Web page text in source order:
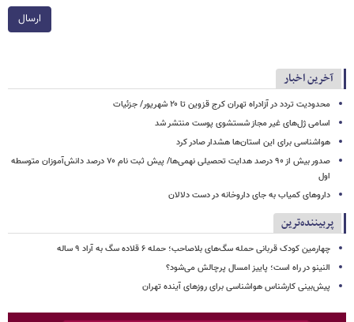
ارسال
آخرین اخبار
محدودیت تردد در آزادراه تهران کرج قزوین تا ۲۰ شهریور/ جزئیات
اسامی ژل‌های غیر مجاز شستشوی پوست منتشر شد
هواشناسی برای این استان‌ها هشدار صادر کرد
صدور بیش از ۹۰ درصد هدایت تحصیلی نهمی‌ها/ پیش ثبت نام ۷۰ درصد دانش‌آموزان متوسطه
اول
داروهای کمیاب به جای داروخانه در دست دلالان
پربیننده‌ترین
چهارمین کودک قربانی حمله سگ‌های بلاصاحب؛ حمله ۶ قلاده سگ به آراد ۹ ساله
النینو در راه است؛ پاییز امسال پرچالش می‌شود؟
پیش‌بینی کارشناس هواشناسی برای روزهای آینده تهران